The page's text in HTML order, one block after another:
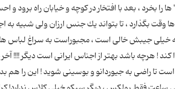
را بخرد ، بعد با افتخار در كوچه و خیابان راه
بگذارد ، تا بتواند یك جنس ارزان ولی شبیه به
خیلی جیبش خالی است ، مجبوراست به سراغ لباس
! هرچه باشد بهتر از اجناس ایرانی است دیگر !!!! آخر
تا راضی به جیوردانو و بوسینی شوید ! این را هم